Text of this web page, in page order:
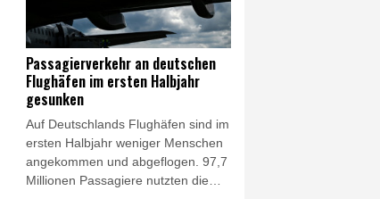
Feiertagsfahrverbote für Lkw
aufheben, wenn es nötig sein
sollte", sagte Bilger am Donnerstag
dem Fernsehsender Phoenix. Am
frühen Nachmittag begann in Bonn
ein Spitzengespräch zum
Niedrigwasser.
Passagierverkehr an deutschen
Flughäfen im ersten Halbjahr
gesunken
Auf Deutschlands Flughäfen sind im
ersten Halbjahr weniger Menschen
angekommen und abgeflogen. 97,7
Millionen Passagiere nutzten die